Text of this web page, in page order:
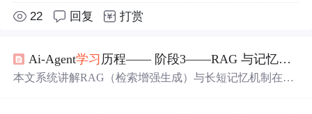
22 回复 打赏
Ai-Agent学习 历程—— 阶段3——RAG 与记忆机制
本文系统讲解RAG（检索增强生成）与长短记忆机制在AI